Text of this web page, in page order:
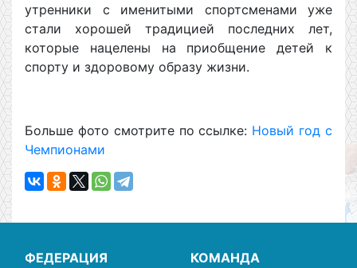
утренники с именитыми спортсменами уже
стали хорошей традицией последних лет,
которые нацелены на приобщение детей к
спорту и здоровому образу жизни.
Больше фото смотрите по ссылке: Новый год с
Чемпионами
ФЕДЕРАЦИЯ
КОМАНДА